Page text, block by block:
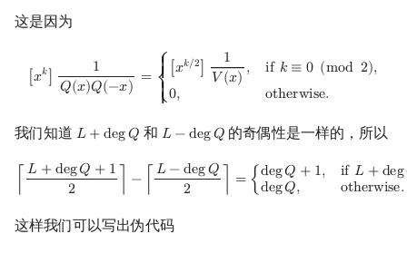
这是因为
[𝑥𝑘]
1
𝑄(𝑥)𝑄(−𝑥) =
⎧{
{⎨{ {
⎩
[𝑥𝑘/2]
1
𝑉(𝑥) , if 𝑘 ≡ 0 (mod 2),
0, otherwise.
Q 2 ]1 V(x), k≡ mod 2 otherwise.
我们知道 𝐿+deg𝑄
L+ degQ 和 𝐿−deg𝑄
L− degQ 的奇偶性是一样的，所以
𝐿 +deg𝑄 + 1
2
− 𝐿−deg𝑄
2
= { deg𝑄 + 1, if 𝐿 +deg
deg𝑄, otherwise.
⌈L +degQ+12⌉ −⌈ L− deg Q2⌉={degQ+1, degQ≡ 0(mod 2) deg Q,
这样我们可以写出伪代码